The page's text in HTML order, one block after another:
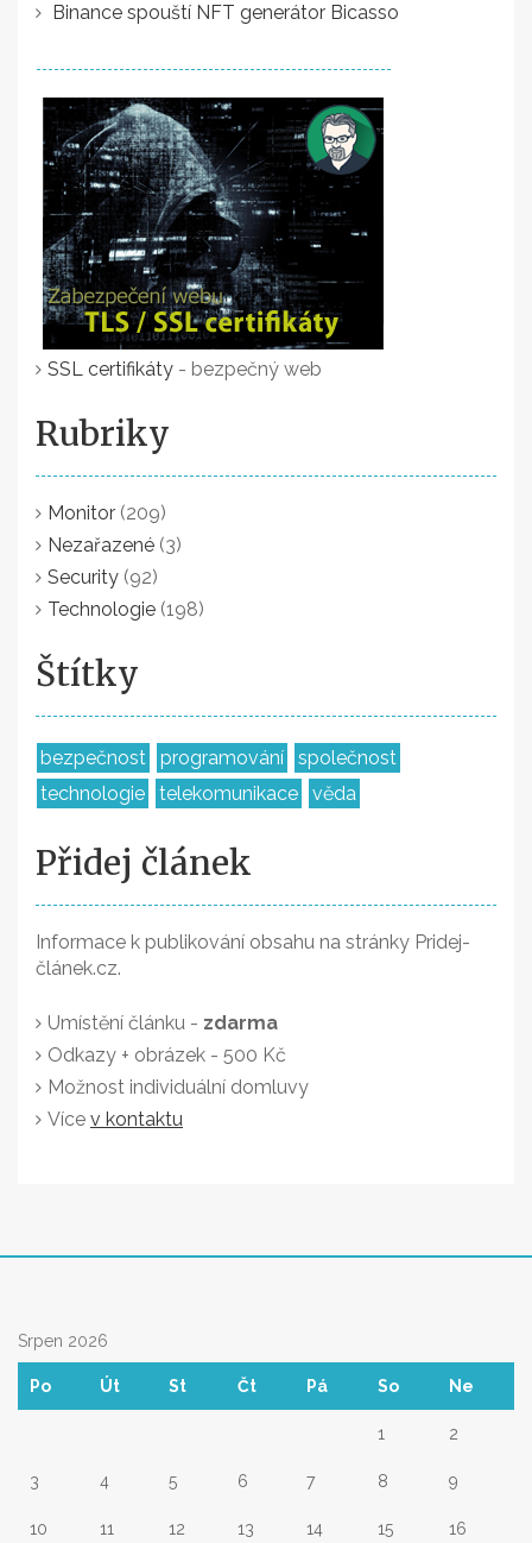
Binance spouští NFT generátor Bicasso
SSL certifikáty - bezpečný web
Rubriky
Monitor (209)
Nezařazené (3)
Security (92)
Technologie (198)
Štítky
bezpečnost programování
společnost
technologie
telekomunikace věda
Přidej článek
Informace k publikování obsahu na stránky Pridej-
článek.cz.
Umístění článku - zdarma
Odkazy + obrázek - 500 Kč
Možnost individuální domluvy
Více v kontaktu
Srpen 2026
Po Út St Čt Pá So Ne
1 2
3 4 5 6 7 8 9
10 11 12 13 14 15 16